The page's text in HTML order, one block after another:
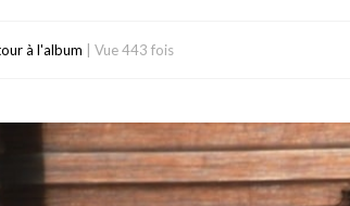
à l'album Vue 443 fois